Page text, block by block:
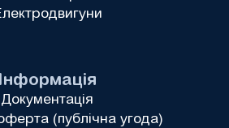
Інформація
Документація
(публічна угода)